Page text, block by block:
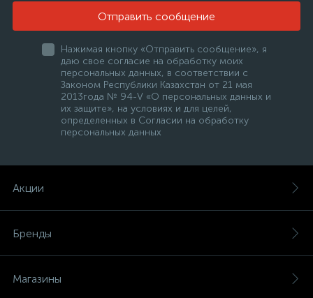
Отправить сообщение
Нажимая кнопку «Отправить сообщение», я
даю свое согласие на обработку моих
персональных данных, в соответствии с
Законом Республики Казахстан от 21 мая
2013года № 94-V «О персональных данных и
их защите», на условиях и для целей,
определенных в Согласии на обработку
персональных данных
Акции
Бренды
Магазины